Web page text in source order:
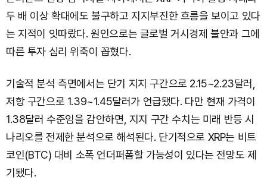
두 배 이상 확대에도 불구하고 지지부진한 흐름을 보이고 있다
는 지적이 잇따랐다. 원인으로는 글로벌 거시경제 불안과 그에
따른 투자 심리 위축이 꼽혔다.
기술적 분석 측면에서는 단기 지지 구간으로 2.15~2.23달러,
저항 구간으로 1.39~1.45달러가 언급됐다. 다만 현재 가격이
1.38달러 수준임을 감안하면, 지지 구간 수치는 미래 반등 시
나리오를 전제한 분석으로 해석된다. 단기적으로 XRP는 비트
코인(BTC) 대비 소폭 언더퍼폼할 가능성이 있다는 전망도 제
기됐다.